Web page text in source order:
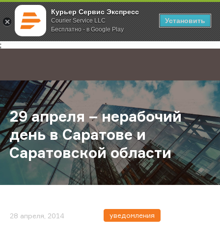
Курьер Сервис Экспресс
Courier Service LLC
Бесплатно - в Google Play
Установить
;
Главная О компании Новости 29 апреля – нерабочий день в
29 апреля – нерабочий
день в Саратове и
Саратовской области
28 апреля, 2014 уведомления